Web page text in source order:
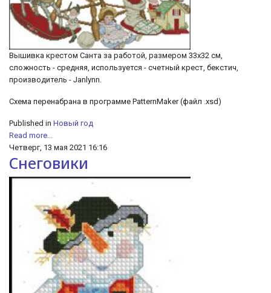
Вышивка крестом Санта за работой, размером 33х32 см,
сложность - средняя, используется - счетный крест, бекстич,
производитель - Janlynn.
Схема перенабрана в программе PatternMaker (файл .xsd)
Published in Новый год
Read more...
Четверг, 13 мая 2021 16:16
Снеговики